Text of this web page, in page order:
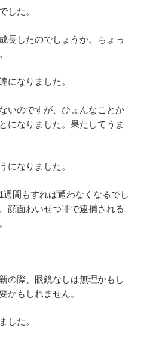
した。
長したのでしょうか。ちょっ
になりました。
いのですが、ひょんなことか
になりました。果たしてうま
になりました。
間もすれば通わなくなるでし
顔面わいせつ罪で逮捕される
の際、眼鏡なしは無理かもし
かもしれません。
した。